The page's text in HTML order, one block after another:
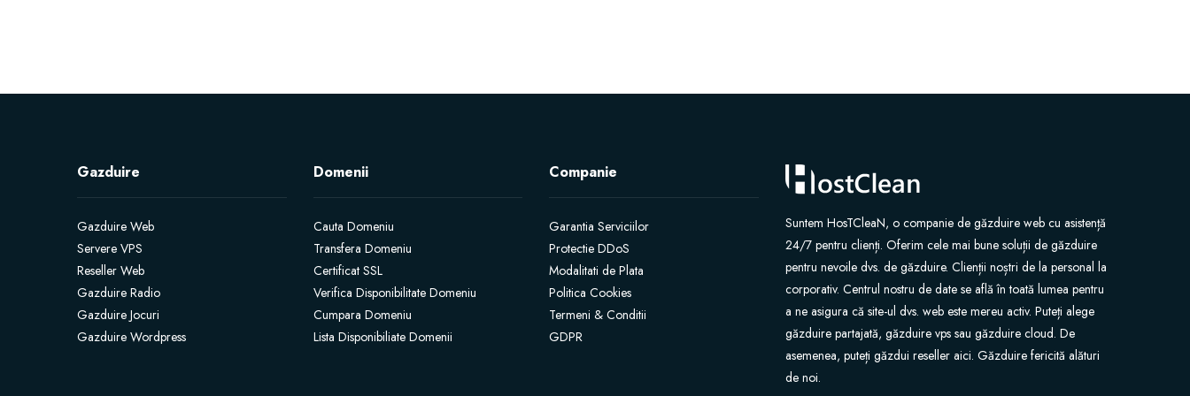
Gazduire
Gazduire Web
Servere VPS
Reseller Web
Gazduire Radio
Gazduire Jocuri
Gazduire Wordpress
Domenii
Cauta Domeniu
Transfera Domeniu
Certificat SSL
Verifica Disponibilitate Domeniu
Cumpara Domeniu
Lista Disponibiliate Domenii
Companie
Garantia Serviciilor
Protectie DDoS
Modalitati de Plata
Politica Cookies
Termeni & Conditii
GDPR
Suntem HosTCleaN, o companie de găzduire web cu asistență
24/7 pentru clienți. Oferim cele mai bune soluții de găzduire
pentru nevoile dvs. de găzduire. Clienții noștri de la personal la
corporativ. Centrul nostru de date se află în toată lumea pentru
a ne asigura că site-ul dvs. web este mereu activ. Puteți alege
găzduire partajată, găzduire vps sau găzduire cloud. De
asemenea, puteți găzdui reseller aici. Găzduire fericită alături
de noi.